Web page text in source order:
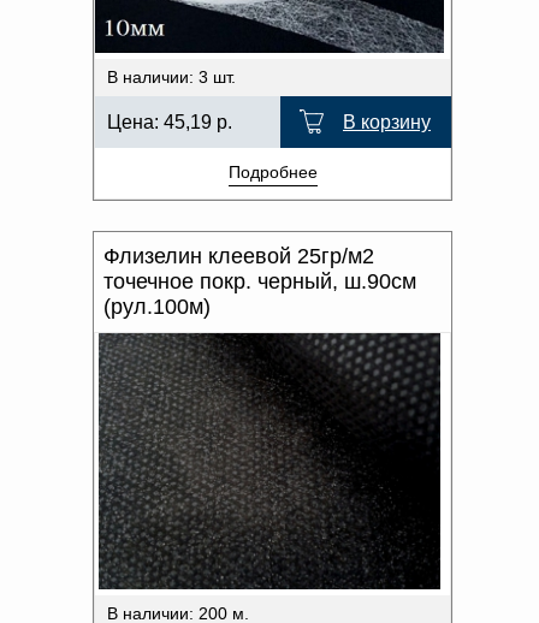
В наличии: 3 шт.
Цена: 45,19 р. В корзину
Подробнее
Флизелин клеевой 25гр/м2
точечное покр. черный, ш.90см
(рул.100м)
В наличии: 200 м.